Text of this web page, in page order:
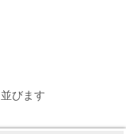
びます